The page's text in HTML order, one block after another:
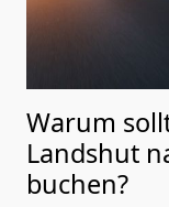
Warum
Landshut
buchen?